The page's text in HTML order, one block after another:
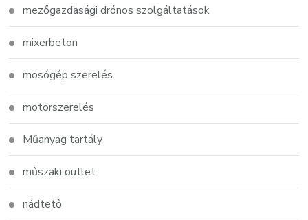
mezőgazdasági drónos szolgáltatások
mixerbeton
mosógép szerelés
motorszerelés
Műanyag tartály
műszaki outlet
nádtető